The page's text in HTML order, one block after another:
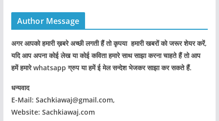
Author Message
अगर आपको हमारी ख़बरे अच्छी लगती हैं तो कृपया हमारी खबरों को जरूर शेयर करें,
यदि आप अपना कोई लेख या कोई कविता हमारे साथ साझा करना चाहते हैं तो आप
हमें हमारे whatsapp ग्रुप या हमें ई मेल सन्देश भेजकर साझा कर सकते हैं.
धन्यवाद
E-Mail: Sachkiawaj@gmail.com,
Website: Sachkiawaj.com